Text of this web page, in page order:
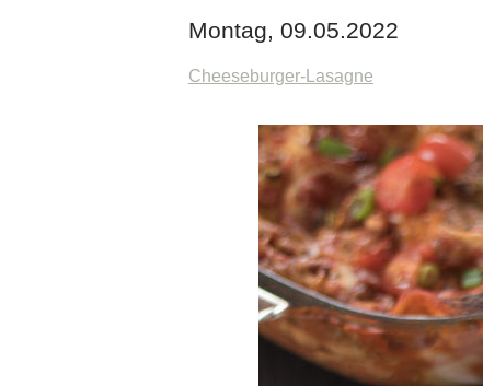
Montag, 09.05.2022
Cheeseburger-Lasagne